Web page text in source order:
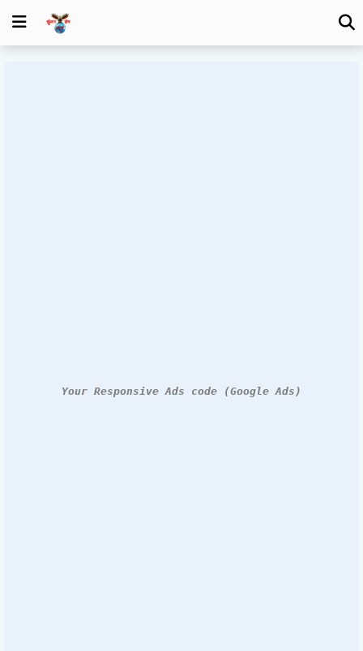
Your Responsive Ads code (Google Ads)